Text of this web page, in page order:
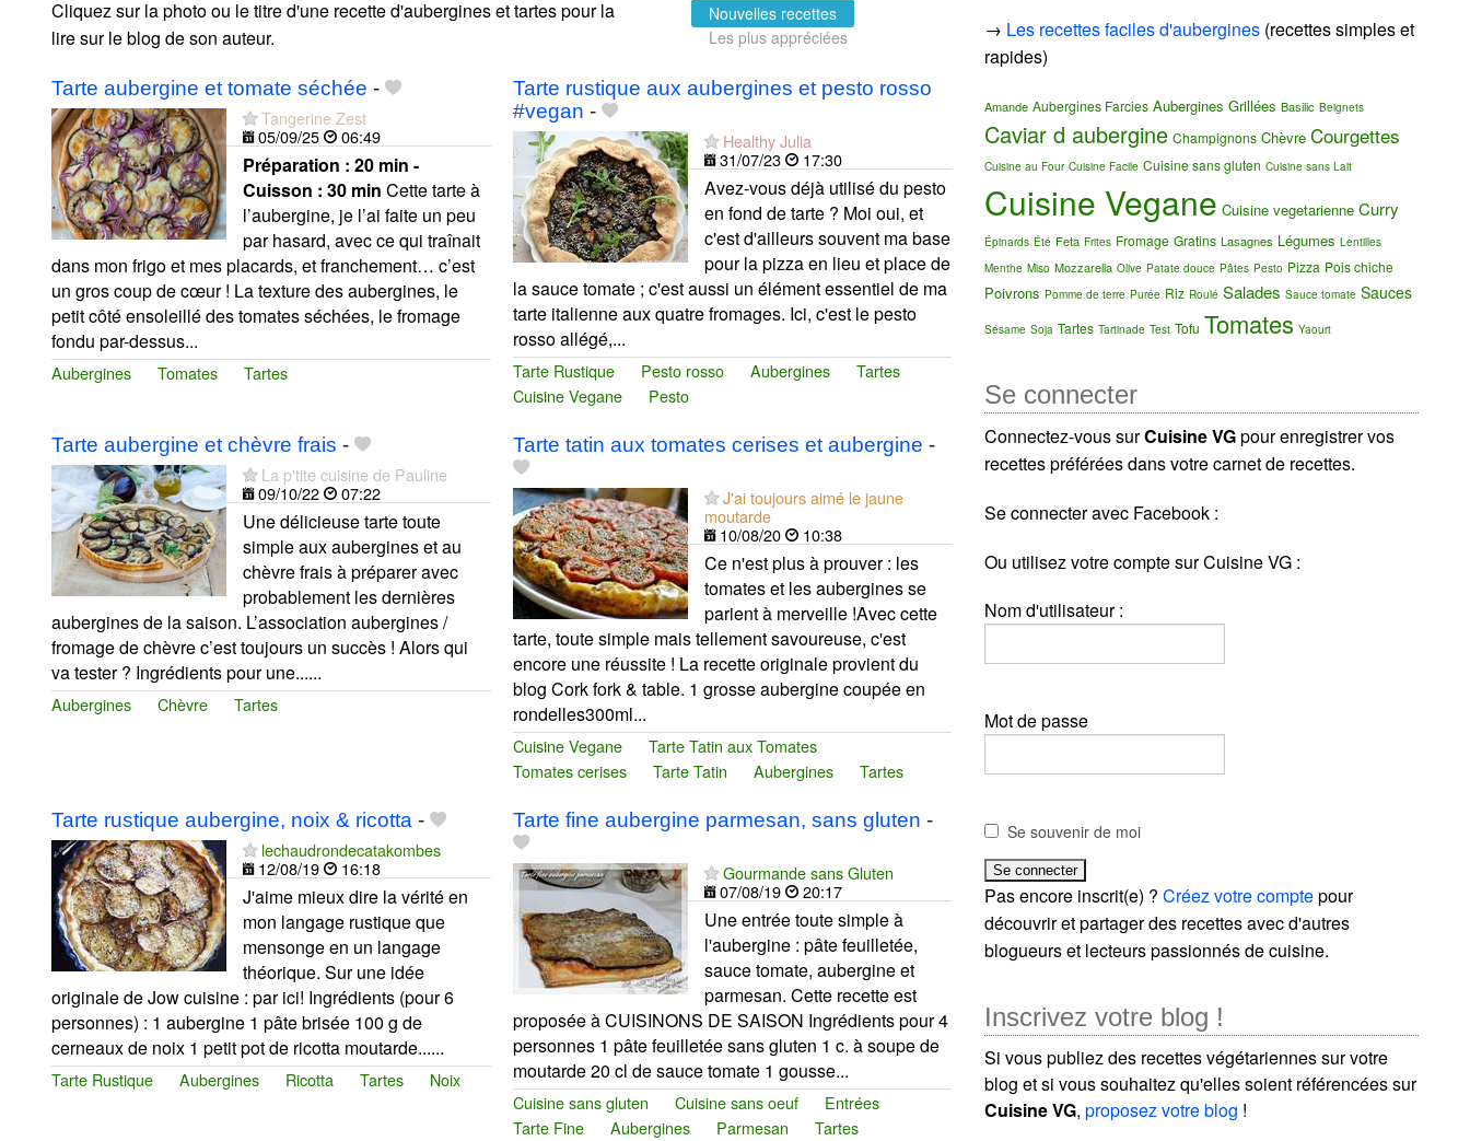
Cliquez sur la photo ou le titre d'une recette d'aubergines et tartes pour la
lire sur le blog de son auteur.
Nouvelles recettes
Les plus appréciées
Tarte aubergine et tomate séchée -
Tangerine Zest
05/09/25
06:49
Préparation : 20 min -
Cuisson : 30 min Cette tarte à
l’aubergine, je l’ai faite un peu
par hasard, avec ce qui traînait
dans mon frigo et mes placards, et franchement… c’est
un gros coup de cœur ! La texture des aubergines, le
petit côté ensoleillé des tomates séchées, le fromage
fondu par-dessus...
Aubergines Tomates Tartes
Tarte rustique aux aubergines et pesto rosso
#vegan -
Healthy Julia
31/07/23
17:30
Avez-vous déjà utilisé du pesto
en fond de tarte ? Moi oui, et
c'est d'ailleurs souvent ma base
pour la pizza en lieu et place de
la sauce tomate ; c'est aussi un élément essentiel de ma
tarte italienne aux quatre fromages. Ici, c'est le pesto
rosso allégé,...
Tarte Rustique Pesto rosso Aubergines
Tartes
Cuisine Vegane
Pesto
Tarte aubergine et chèvre frais -
La p'tite cuisine de Pauline
09/10/22
07:22
Une délicieuse tarte toute
simple aux aubergines et au
chèvre frais à préparer avec
probablement les dernières
aubergines de la saison. L’association aubergines /
fromage de chèvre c’est toujours un succès ! Alors qui
va tester ? Ingrédients pour une......
Aubergines Chèvre Tartes
Tarte tatin aux tomates cerises et aubergine -
J'ai toujours aimé le jaune
moutarde
10/08/20
10:38
Ce n'est plus à prouver : les
tomates et les aubergines se
parient à merveille !Avec cette
tarte, toute simple mais tellement savoureuse, c'est
encore une réussite ! La recette originale provient du
blog Cork fork & table. 1 grosse aubergine coupée en
rondelles300ml...
Cuisine Vegane
Tarte Tatin aux Tomates
Tomates cerises
Tarte Tatin Aubergines Tartes
Tarte rustique aubergine, noix & ricotta -
lechaudrondecatakombes
12/08/19
16:18
J'aime mieux dire la vérité en
mon langage rustique que
mensonge en un langage
théorique. Sur une idée
originale de Jow cuisine : par ici! Ingrédients (pour 6
personnes) : 1 aubergine 1 pâte brisée 100 g de
cerneaux de noix 1 petit pot de ricotta moutarde......
Tarte Rustique Aubergines Ricotta Tartes Noix
Tarte fine aubergine parmesan, sans gluten -
Gourmande sans Gluten
07/08/19
20:17
Une entrée toute simple à
l'aubergine : pâte feuilletée,
sauce tomate, aubergine et
parmesan. Cette recette est
proposée à CUISINONS DE SAISON Ingrédients pour 4
personnes 1 pâte feuilletée sans gluten 1 c. à soupe de
moutarde 20 cl de sauce tomate 1 gousse...
Cuisine sans gluten Cuisine sans oeuf
Entrées
Tarte Fine
Aubergines Parmesan Tartes
→ Les recettes faciles d'aubergines (recettes simples et
rapides)
Amande Aubergines Farcies Aubergines Grillées Basilic Beignets
Caviar d aubergine Champignons Chèvre Courgettes
Cuisine au Four Cuisine Facile Cuisine sans gluten Cuisine sans Lait
Cuisine Vegane Cuisine vegetarienne Curry
Épinards Été Feta Frites Fromage Gratins Lasagnes Légumes Lentilles
Menthe Miso Mozzarella Olive Patate douce Pâtes Pesto Pizza Pois chiche
Poivrons Pomme de terre Purée Riz Roulé Salades Sauce tomate Sauces
Sésame Soja Tartes Tartinade Test Tofu Tomates Yaourt
Se connecter
Connectez-vous surCuisine VGpour enregistrer vos
recettes préférées dans votre carnet de recettes.
Se connecter avec Facebook :
Ou utilisez votre compte sur Cuisine VG :
Nom d'utilisateur :
Mot de passe
Se souvenir de moi
Pas encore inscrit(e) ?Créez votre comptepour
découvrir et partager des recettes avec d'autres
blogueurs et lecteurs passionnés de cuisine.
Inscrivez votre blog !
Si vous publiez des recettes végétariennes sur votre
blog et si vous souhaitez qu'elles soient référencées sur
Cuisine VG,proposez votre blog !